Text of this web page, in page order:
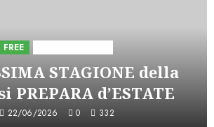
FREE
STAGIONE della
PREPARA d’ESTATE
22/06/2026 0 332